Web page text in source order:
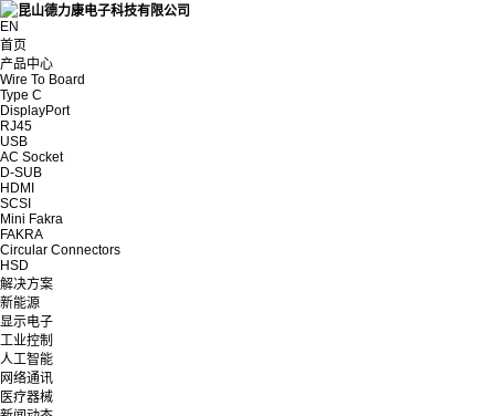
EN
首页
产品中心
Wire To Board
Type C
DisplayPort
RJ45
USB
AC Socket
D-SUB
HDMI
SCSI
Mini Fakra
FAKRA
Circular Connectors
HSD
解决方案
新能源
显示电子
工业控制
人工智能
网络通讯
医疗器械